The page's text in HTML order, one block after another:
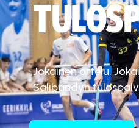
Jokainen ottelu.
Salibandyn